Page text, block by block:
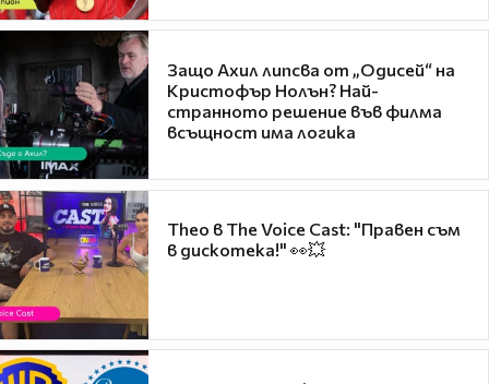
Защо Ахил липсва от „Одисей“ на
Кристофър Нолън? Най-
странното решение във филма
всъщност има логика
Theo в The Voice Cast: "Правен съм
в дискотека!" 👀💥